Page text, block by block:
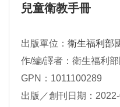
兒童衛教手冊
出版單位： 衛生福利部
作/編/譯者：衛生福利
GPN：1011100289
出版／創刊日期：